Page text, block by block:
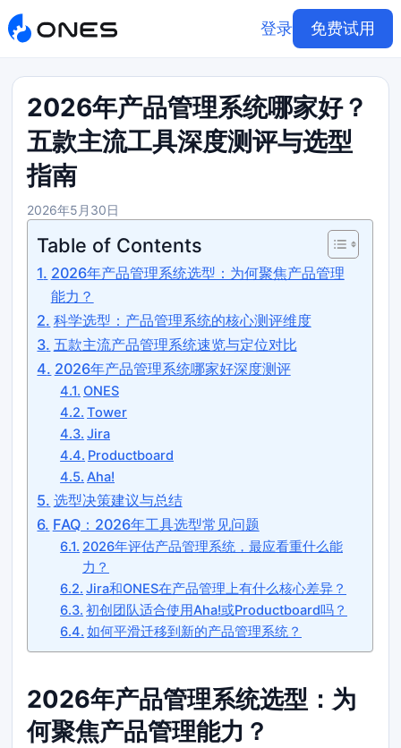
登录 免费试用
2026年产品管理系统哪家好？
五款主流工具深度测评与选型
指南
2026年5月30日
Table of Contents
2026年产品管理系统选型：为何聚焦产品管理
能力？
科学选型：产品管理系统的核心测评维度
五款主流产品管理系统速览与定位对比
2026年产品管理系统哪家好深度测评
ONES
Tower
Jira
Productboard
Aha!
选型决策建议与总结
FAQ：2026年工具选型常见问题
2026年评估产品管理系统，最应看重什么能
力？
Jira和ONES在产品管理上有什么核心差异？
初创团队适合使用Aha!或Productboard吗？
如何平滑迁移到新的产品管理系统？
2026年产品管理系统选型：为
何聚焦产品管理能力？